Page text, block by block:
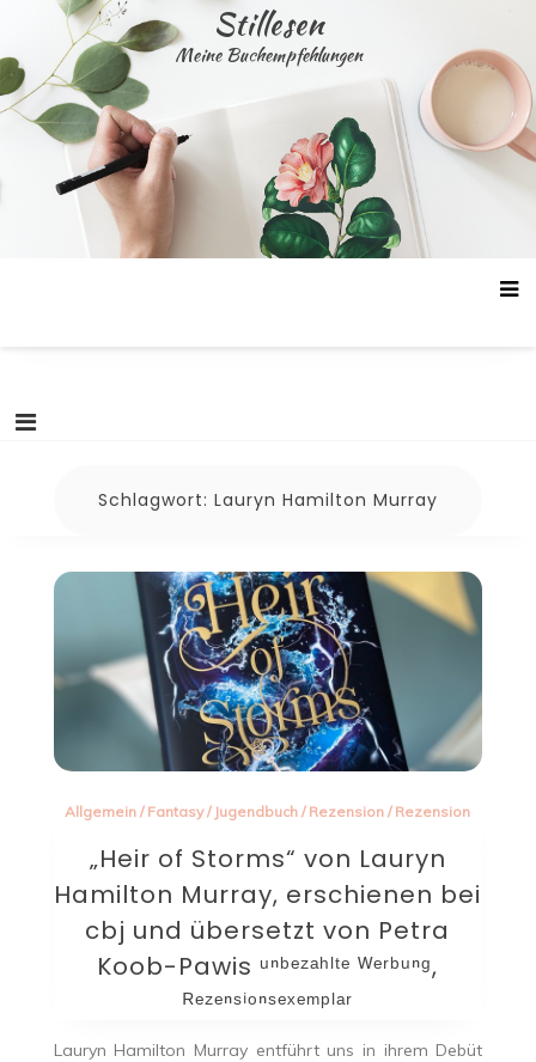
content
Stillesen
Meine Buchempfehlungen
Schlagwort: Lauryn Hamilton Murray
Allgemein / Fantasy/ Jugendbuch / Rezension / Rezension
„Heir of Storms“ von Lauryn
Hamilton Murray, erschienen bei
cbj und übersetzt von Petra
Koob-Pawis ᵘⁿᵇᵉᶻᵃʰˡᵗᵉ ᵂᵉʳᵇᵘⁿᵍ,
ᴿᵉᶻᵉⁿˢⁱᵒⁿˢᵉˣᵉᵐᵖˡᵃʳ
Lauryn Hamilton Murray entführt uns in ihrem Debüt